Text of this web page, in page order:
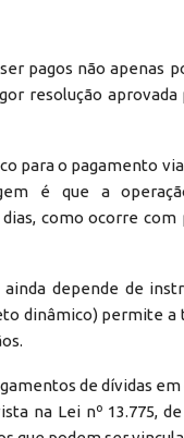
pagos não apenas
resolução
para o pagamento
é que a
como ocorre
depende de
dinâmico) permite
de dívidas
na Lei nº 13.775,